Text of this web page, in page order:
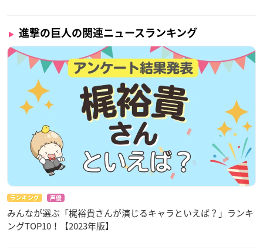
榎木淳弥（白血球(1196)役）
【作品名】
TVアニメ「
はたらく細胞!!」
TVアニメ「はたらく細胞BLACK」
【更新日】
2021年1月6日(水)～隔週水曜配信
番組は こちら
※ここで紹介した新番組は一部です。詳細は公式サイトでご確
認ください。
進撃の巨人の関連ニュースランキング
ランキング 声優
みんなが選ぶ「梶裕貴さんが演じるキャラといえば？」ランキ
ングTOP10！【2023年版】